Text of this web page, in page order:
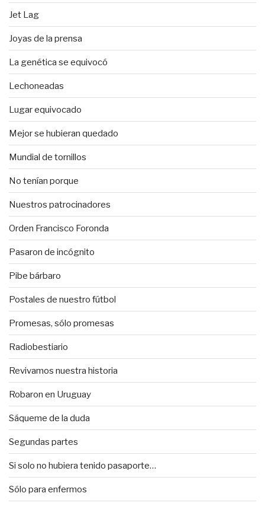
Jet Lag
Joyas de la prensa
La genética se equivocó
Lechoneadas
Lugar equivocado
Mejor se hubieran quedado
Mundial de tornillos
No tenían porque
Nuestros patrocinadores
Orden Francisco Foronda
Pasaron de incógnito
Pibe bárbaro
Postales de nuestro fútbol
Promesas, sólo promesas
Radiobestiario
Revivamos nuestra historia
Robaron en Uruguay
Sáqueme de la duda
Segundas partes
Si solo no hubiera tenido pasaporte…
Sólo para enfermos